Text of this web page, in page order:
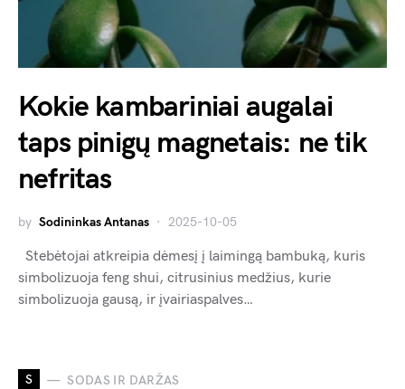
Kokie kambariniai augalai
taps pinigų magnetais: ne tik
nefritas
by Sodininkas Antanas 2025-10-05
Stebėtojai atkreipia dėmesį į laimingą bambuką, kuris
simbolizuoja feng shui, citrusinius medžius, kurie
simbolizuoja gausą, ir įvairiaspalves…
S SODAS IR DARŽAS